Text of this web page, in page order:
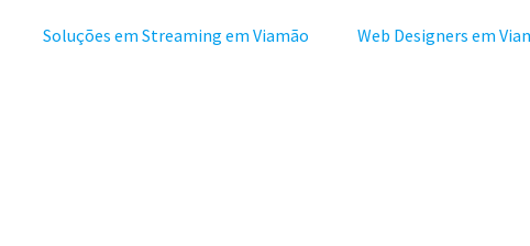
Soluções em Streaming em Viamão Web Designers em